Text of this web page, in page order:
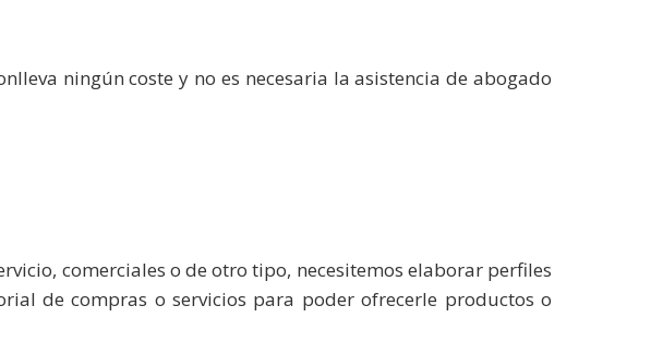
ningún coste y no es necesaria la asistencia de abogado
comerciales o de otro tipo, necesitemos elaborar perfiles
de compras o servicios para poder ofrecerle productos o